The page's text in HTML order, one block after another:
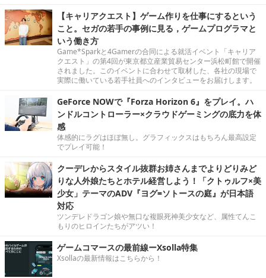
【キャリアクエスト】ゲーム作りを仕事にするという
こと。セガの若手の事例に見る，ゲームプログラマと
いう働き方
Game*Sparkと4Gamerの合同による就活イベント「キャリア
クエスト」の第4回が東京都立産業貿易センター浜松町館で開催
されました。このイベントに合わせて取材した、各社の現場で
実際に働いている若手社員へのインタビューをお届けします。
GeForce NOWで『Forza Horizon 6』をプレイ。ハ
ンドルコントローラー×クラウドゲーミングの底力を体
感
体感的にラグはほぼ無し。グラフィックスはもちろん最高設定
でプレイ可能！
クーデレからスタイル抜群お姉さんまでよりどりみど
りな人外娘たちとホテル経営しよう！「クトゥルフ×美
少女」テーマのADV『ヨグ=ソトースの庭』が日本語
対応
ツンデレドラゴン娘や無口な複眼死神美少女など、属性てんこ
もりのヒロインたちがアツい！
ゲームコマースの最前線ーXsolla特集
Xsollaの最新情報はこちらから！